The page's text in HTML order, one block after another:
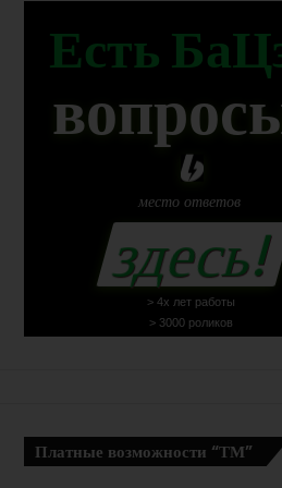
Есть
место ответов
здесь!
> 3000 роликов
> 4х лет работы
Платные возможности “ТМ”